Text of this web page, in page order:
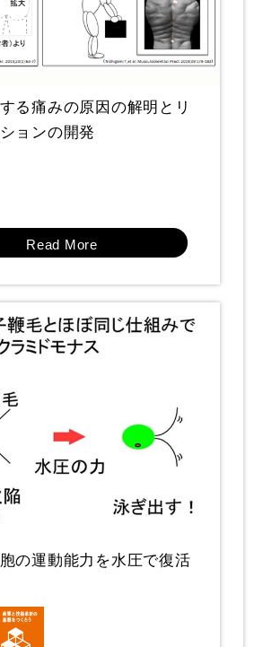
る痛みの原因の解明とリ
ョンの開発
Read More
の運動能力を水圧で復活